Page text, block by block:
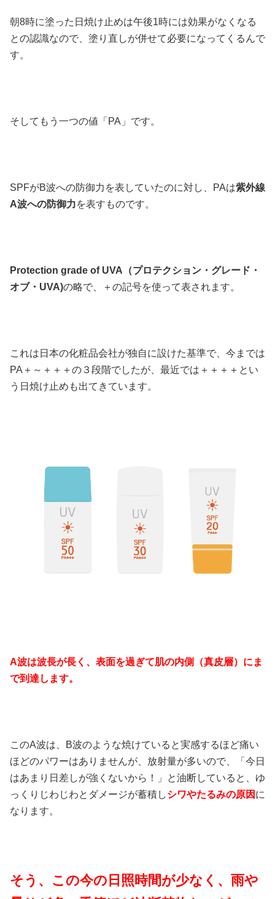
朝8時に塗った日焼け止めは午後1時には効果がなくなる
との認識なので、塗り直しが併せて必要になってくるんで
す。
そしてもう一つの値「PA」です。
SPFがB波への防御力を表していたのに対し、PAは紫外線
A波への防御力を表すものです。
Protection grade of UVA（プロテクション・グレード・
オブ・UVA)の略で、＋の記号を使って表されます。
これは日本の化粧品会社が独自に設けた基準で、今までは
PA＋～＋＋＋の３段階でしたが、最近では＋＋＋＋とい
う日焼け止めも出てきています。
A波は波長が長く、表面を過ぎて肌の内側（真皮層）にま
で到達します。
このA波は、B波のような焼けていると実感するほど痛い
ほどのパワーはありませんが、放射量が多いので、「今日
はあまり日差しが強くないから！」と油断していると、ゆ
っくりじわじわとダメージが蓄積しシワやたるみの原因 に
なります。
そう、この今の日照時間が少なく、雨や